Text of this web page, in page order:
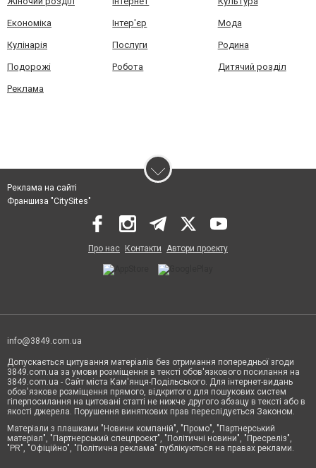
Економіка Інтер'єр Мода
Кулінарія Послуги Родина
Подорожі Робота Дитячий розділ
Реклама
Реклама на сайті
Франшиза "CitySites"
Про нас Контакти Автори проєкту
info@3849.com.ua
Допускається цитування матеріалів без отримання попередньої згоди
3849.com.ua за умови розміщення в тексті обов'язкового посилання на
3849.com.ua - Сайт міста Кам'янця-Подільського. Для інтернет-видань
обов'язкове розміщення прямого, відкритого для пошукових систем
гіперпосилання на цитовані статті не нижче другого абзацу в тексті або в
якості джерела. Порушення виняткових прав переслідується Законом.
Матеріали з плашками "Новини компаній", "Промо", "Партнерський
матеріал", "Партнерський спецпроєкт", "Політичні новини", "Пресреліз",
"PR", "Офіційно", "Політична реклама" публікуються на правах реклами.